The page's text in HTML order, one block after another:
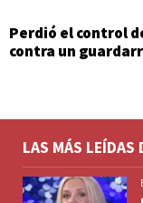
Perdió el control
contra un
LAS MÁS LEÍDAS